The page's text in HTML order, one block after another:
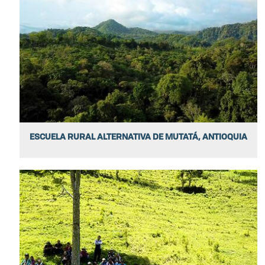
ESCUELA RURAL ALTERNATIVA DE MUTATÁ, ANTIOQUIA